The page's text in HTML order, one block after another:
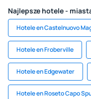
Najlepsze hotele -
Hotele en Castelnuovo
Hotele en Froberville
Hotele en Edgewater
Hotele en Roseto Capo